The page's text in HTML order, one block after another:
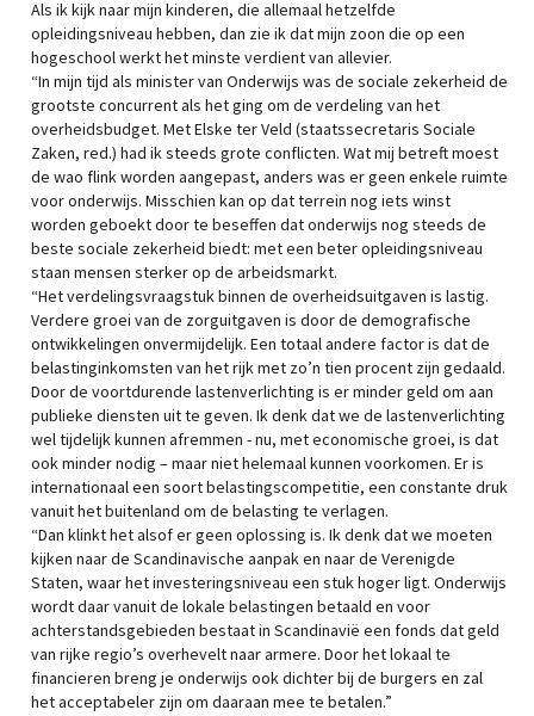
Als ik kijk naar mijn kinderen, die allemaal hetzelfde
opleidingsniveau hebben, dan zie ik dat mijn zoon die op een
hogeschool werkt het minste verdient van allevier.
“In mijn tijd als minister van Onderwijs was de sociale zekerheid de
grootste concurrent als het ging om de verdeling van het
overheidsbudget. Met Elske ter Veld (staatssecretaris Sociale
Zaken, red.) had ik steeds grote conflicten. Wat mij betreft moest
de wao flink worden aangepast, anders was er geen enkele ruimte
voor onderwijs. Misschien kan op dat terrein nog iets winst
worden geboekt door te beseffen dat onderwijs nog steeds de
beste sociale zekerheid biedt: met een beter opleidingsniveau
staan mensen sterker op de arbeidsmarkt.
“Het verdelingsvraagstuk binnen de overheidsuitgaven is lastig.
Verdere groei van de zorguitgaven is door de demografische
ontwikkelingen onvermijdelijk. Een totaal andere factor is dat de
belastinginkomsten van het rijk met zo’n tien procent zijn gedaald.
Door de voortdurende lastenverlichting is er minder geld om aan
publieke diensten uit te geven. Ik denk dat we de lastenverlichting
wel tijdelijk kunnen afremmen - nu, met economische groei, is dat
ook minder nodig – maar niet helemaal kunnen voorkomen. Er is
internationaal een soort belastingscompetitie, een constante druk
vanuit het buitenland om de belasting te verlagen.
“Dan klinkt het alsof er geen oplossing is. Ik denk dat we moeten
kijken naar de Scandinavische aanpak en naar de Verenigde
Staten, waar het investeringsniveau een stuk hoger ligt. Onderwijs
wordt daar vanuit de lokale belastingen betaald en voor
achterstandsgebieden bestaat in Scandinavië een fonds dat geld
van rijke regio’s overhevelt naar armere. Door het lokaal te
financieren breng je onderwijs ook dichter bij de burgers en zal
het acceptabeler zijn om daaraan mee te betalen.”